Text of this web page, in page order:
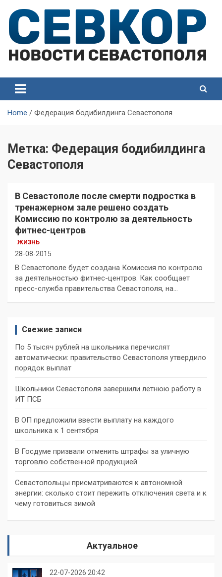
content
Севастополя
Севастополя
Home Федерация бодибилдинга Севастополя
Метка: Федерация бодибилдинга
Севастополя
В Севастополе после смерти подростка в
тренажерном зале решено создать
Комиссию по контролю за деятельность
фитнес-центров
ЖИЗНЬ
28-08-2015
В Севастополе будет создана Комиссия по контролю
за деятельностью фитнес-центров. Как сообщает
пресс-служба правительства Севастополя, на…
Свежие записи
По 5 тысяч рублей на школьника перечислят
автоматически: правительство Севастополя утвердило
порядок выплат
Школьники Севастополя завершили летнюю работу в
ИТ ПСБ
В ОП предложили ввести выплату на каждого
школьника к 1 сентября
В Госдуме призвали отменить штрафы за уличную
торговлю собственной продукцией
Севастопольцы присматриваются к автономной
энергии: сколько стоит пережить отключения света и к
чему готовиться зимой
Актуальное
22-07-2026 20:42